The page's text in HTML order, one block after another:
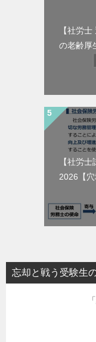
【社労
の老齢厚
【社労
2026【
忘却と戦う受験生